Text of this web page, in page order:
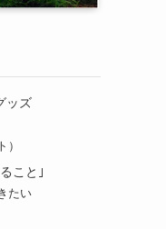
ッズ
）
こと｣
たい